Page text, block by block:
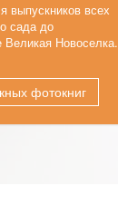
выпускников всех
сада до
Великая Новоселка.
фотокниг